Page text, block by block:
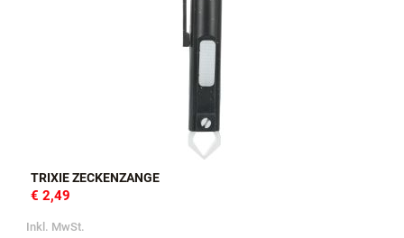
TRIXIE ZECKENZANGE
€ 2,49
Inkl. MwSt.